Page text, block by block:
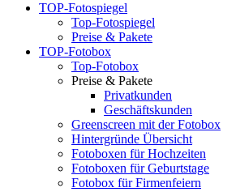
TOP-Fotospiegel
Top-Fotospiegel
Preise & Pakete
TOP-Fotobox
Top-Fotobox
Preise & Pakete
Privatkunden
Geschäftskunden
Greenscreen mit der Fotobox
Hintergründe Übersicht
Fotoboxen für Hochzeiten
Fotoboxen für Geburtstage
Fotobox für Firmenfeiern